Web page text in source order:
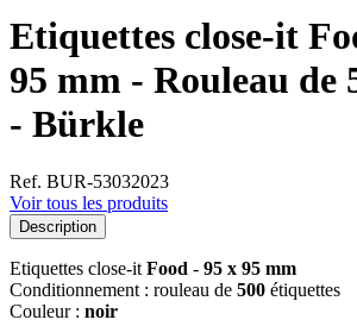
Etiquettes close-it
95 mm - Rouleau de
- Bürkle
Ref. BUR-53032023
Voir tous les produits
Description
Etiquettes close-it Food - 95 x 95 mm
Conditionnement : rouleau de 500 étiquettes
Couleur : noir